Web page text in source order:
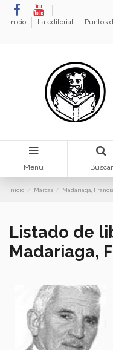
Inicio La editorial Puntos
Menu Buscar
Inicio Marcas Madariaga,
Listado de
Madariaga,